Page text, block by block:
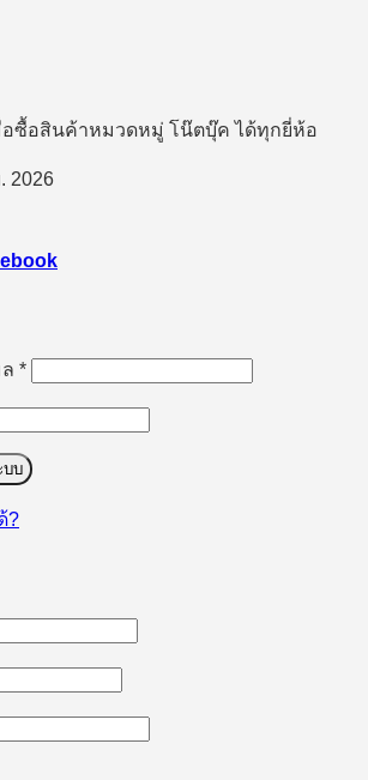
อซื้อสินค้าหมวดหมู่ โน๊ตบุ๊ค ได้ทุกยี่ห้อ
2026
*ต้องการ
บบ
?